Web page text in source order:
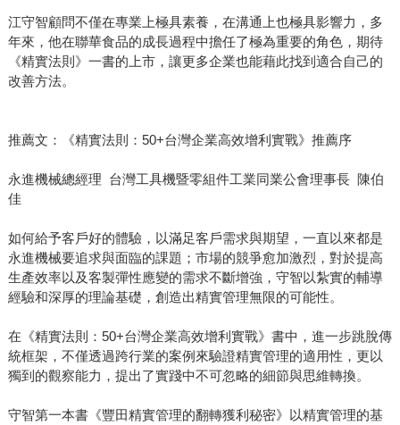
江守智顧問不僅在專業上極具素養，在溝通上也極具影響力，多
年來，他在聯華食品的成長過程中擔任了極為重要的角色，期待
《精實法則》一書的上市，讓更多企業也能藉此找到適合自己的
改善方法。
推薦文：《精實法則：50+台灣企業高效增利實戰》推薦序
永進機械總經理 台灣工具機暨零組件工業同業公會理事長 陳伯
佳
如何給予客戶好的體驗，以滿足客戶需求與期望，一直以來都是
永進機械要追求與面臨的課題；市場的競爭愈加激烈，對於提高
生產效率以及客製彈性應變的需求不斷增強，守智以紮實的輔導
經驗和深厚的理論基礎，創造出精實管理無限的可能性。
在《精實法則：50+台灣企業高效增利實戰》書中，進一步跳脫傳
統框架，不僅透過跨行業的案例來驗證精實管理的適用性，更以
獨到的觀察能力，提出了實踐中不可忽略的細節與思維轉換。
守智第一本書《豐田精實管理的翻轉獲利秘密》以精實管理的基